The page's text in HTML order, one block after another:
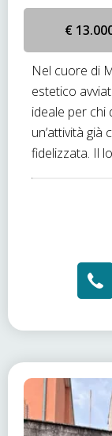
€
Nel cuore di
estetico
ideale per
un’attività
fidelizzata. Il